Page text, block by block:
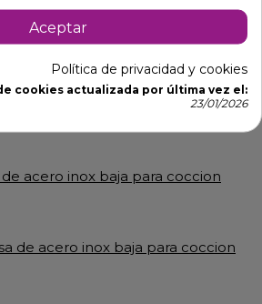
con omegas de refuerzo.
60 hasta 160 cm.
acero inox baja para coccion
de acero inox baja para coccion
Aceptar
Política de privacidad y cookies
cookies actualizada por última vez el:
23/01/2026